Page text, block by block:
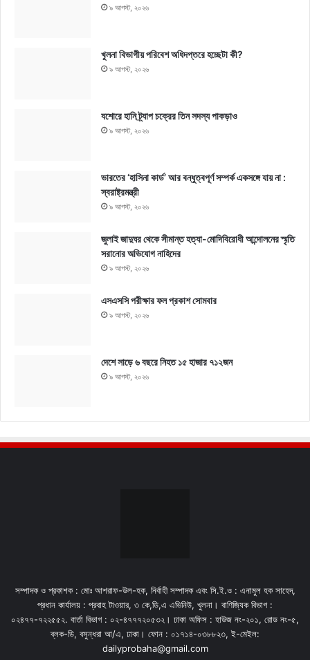
৯ আগস্ট, ২০২৬
খুলনা বিভাগীয় পরিবেশ অধিদপ্তরে হচ্ছেটা কী?
৯ আগস্ট, ২০২৬
যশোরে হানি ট্র্যাপ চক্রের তিন সদস্য পাকড়াও
৯ আগস্ট, ২০২৬
ভারতের ‘হাসিনা কার্ড’ আর বন্ধুত্বপূর্ণ সম্পর্ক একসঙ্গে যায় না :
স্বরাষ্ট্রমন্ত্রী
৯ আগস্ট, ২০২৬
জুলাই জাদুঘর থেকে সীমান্ত হত্যা-মোদিবিরোধী আন্দোলনের স্মৃতি
সরানোর অভিযোগ নাহিদের
৯ আগস্ট, ২০২৬
এসএসসি পরীক্ষার ফল প্রকাশ সোমবার
৯ আগস্ট, ২০২৬
দেশে সাড়ে ৬ বছরে নিহত ১৫ হাজার ৭১২জন
৯ আগস্ট, ২০২৬
সম্পাদক ও প্রকাশক : মোঃ আশরাফ-উল-হক, নির্বাহী সম্পাদক এবং সি.ই.ও : এনামুল হক সাহেদ,
প্রধান কার্যালয় : প্রবাহ টাওয়ার, ৩ কে,ডি,এ এভিনিউ, খুলনা। বাণিজ্যিক বিভাগ :
০২৪৭৭-৭২২৫৫২. বার্তা বিভাগ : ০২-৪৭৭৭২০৫৩২। ঢাকা অফিস : হাউজ নং-২০১, রোড নং-৫,
ব্লক-ডি, বসুন্ধরা আ/এ, ঢাকা। ফোন : ০১৭১৪-০৩৮৮২৩, ই-মেইল:
dailyprobaha@gmail.com